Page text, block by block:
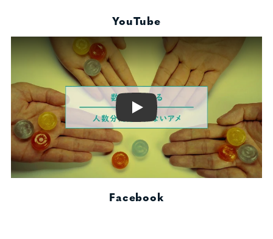
YouTube
Play
Facebook